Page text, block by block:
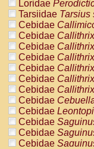
Loridae
Tarsiidae Tarsius
Cebidae
Cebidae
Cebidae
Cebidae
Cebidae
Cebidae
Cebidae Callithrix
Cebidae
Cebidae
Cebidae
Cebidae
Cebidae